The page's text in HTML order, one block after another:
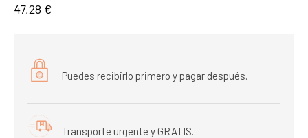
47,28 €
Puedes recibirlo primero y pagar después.
Transporte urgente y GRATIS.